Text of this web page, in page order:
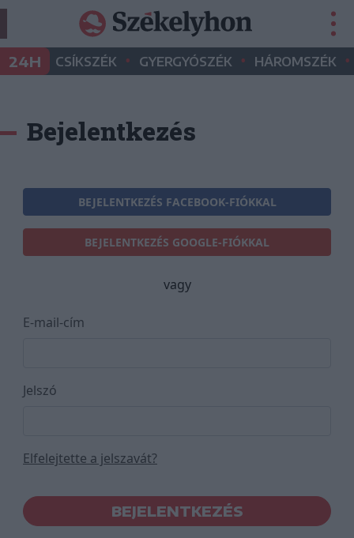
24H CSÍKSZÉK • GYERGYÓSZÉK • HÁROMSZÉK •
Bejelentkezés
BEJELENTKEZÉS FACEBOOK-FIÓKKAL
BEJELENTKEZÉS GOOGLE-FIÓKKAL
vagy
E-mail-cím
Jelszó
Elfelejtette a jelszavát?
BEJELENTKEZÉS